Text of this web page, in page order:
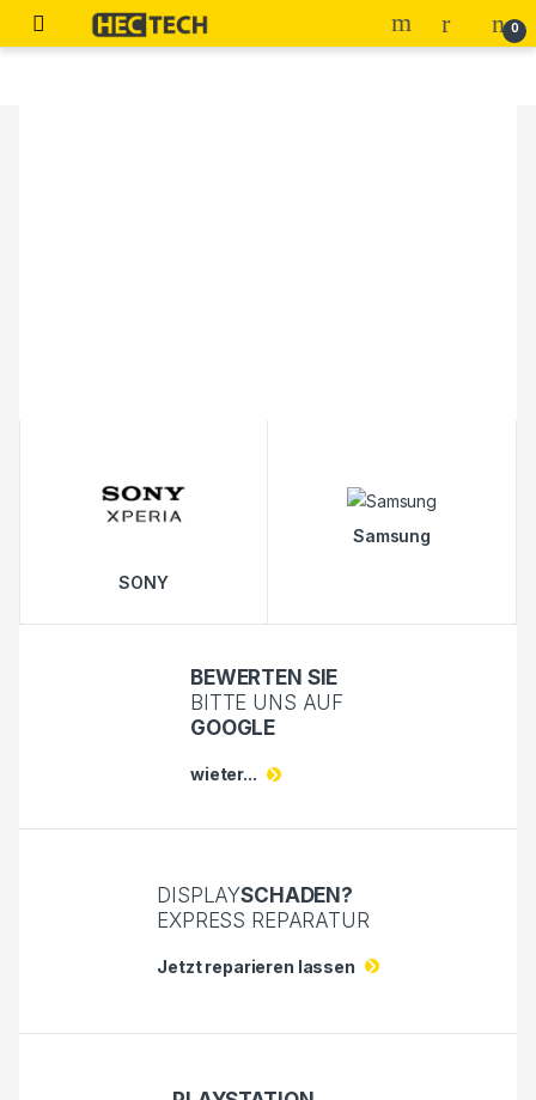
0
SONY
Samsung
BEWERTEN SIE
BITTE UNS AUF
GOOGLE
wieter...
DISPLAYSCHADEN?
EXPRESS REPARATUR
Jetzt reparieren lassen